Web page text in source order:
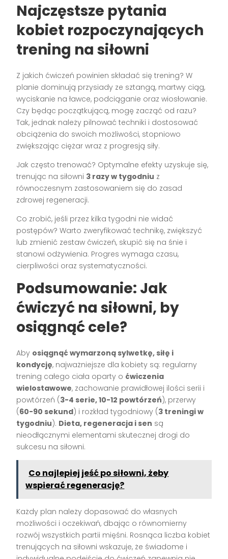
Najczęstsze pytania
kobiet rozpoczynających
trening na siłowni
Z jakich ćwiczeń powinien składać się trening? W
planie dominują przysiady ze sztangą, martwy ciąg,
wyciskanie na ławce, podciąganie oraz wiosłowanie.
Czy będąc początkującą, mogę zacząć od razu?
Tak, jednak należy pilnować techniki i dostosować
obciążenia do swoich możliwości, stopniowo
zwiększając ciężar wraz z progresją siły.
Jak często trenować? Optymalne efekty uzyskuje się,
trenując na siłowni 3 razy w tygodniu z
równoczesnym zastosowaniem się do zasad
zdrowej regeneracji.
Co zrobić, jeśli przez kilka tygodni nie widać
postępów? Warto zweryfikować technikę, zwiększyć
lub zmienić zestaw ćwiczeń, skupić się na śnie i
stanowi odżywienia. Progres wymaga czasu,
cierpliwości oraz systematyczności.
Podsumowanie: Jak
ćwiczyć na siłowni, by
osiągnąć cele?
Aby osiągnąć wymarzoną sylwetkę, siłę i
kondycję, najważniejsze dla kobiety są: regularny
trening całego ciała oparty o ćwiczenia
wielostawowe, zachowanie prawidłowej ilości serii i
powtórzeń (3-4 serie, 10-12 powtórzeń), przerwy
(60-90 sekund) i rozkład tygodniowy (3 treningi w
tygodniu). Dieta, regeneracja i sen są
nieodłącznymi elementami skutecznej drogi do
sukcesu na siłowni.
Co najlepiej jeść po siłowni, żeby
wspierać regenerację?
Każdy plan należy dopasować do własnych
możliwości i oczekiwań, dbając o równomierny
rozwój wszystkich partii mięśni. Rosnąca liczba kobiet
trenujących na siłowni wskazuje, że świadome i